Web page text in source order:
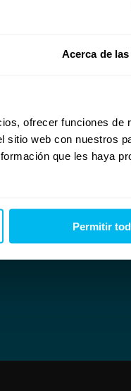
Acerca de
ofrecer funciones de
sitio web con nuestros
que les haya
Permitir
en un colchón de muelle
y favorecer con ello el descanso.
para estos casos: